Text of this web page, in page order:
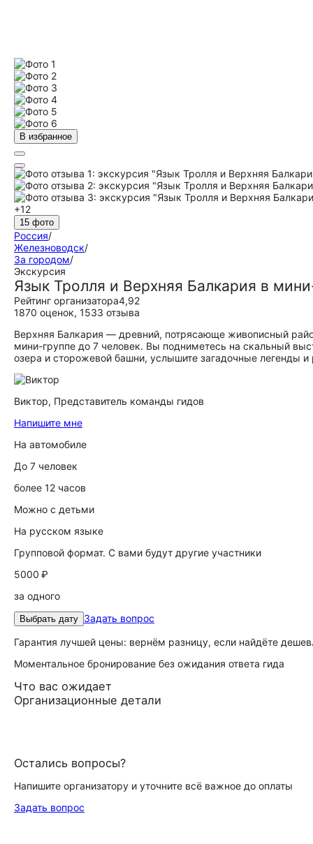
В избранное
+12
15 фото
Россия/
Железноводск/
За городом/
Экскурсия
Язык Тролля и Верхняя Балкария в
Рейтинг организатора4,92
1870 оценок, 1533 отзыва
Верхняя Балкария — древний, потрясающе живописный
мини-группе до 7 человек. Вы подниметесь на скальный
озера и сторожевой башни, услышите загадочные легенды
Виктор, Представитель команды гидов
Напишите мне
На автомобиле
До 7 человек
более 12 часов
Можно с детьми
На русском языке
Групповой формат. С вами будут другие участники
5000 ₽
за одного
Выбрать дату Задать вопрос
Гарантия лучшей цены: вернём разницу, если найдёте
Моментальное бронирование без ожидания ответа гида
Что вас ожидает
Организационные детали
Остались вопросы?
Напишите организатору и уточните всё важное до оплаты
Задать вопрос